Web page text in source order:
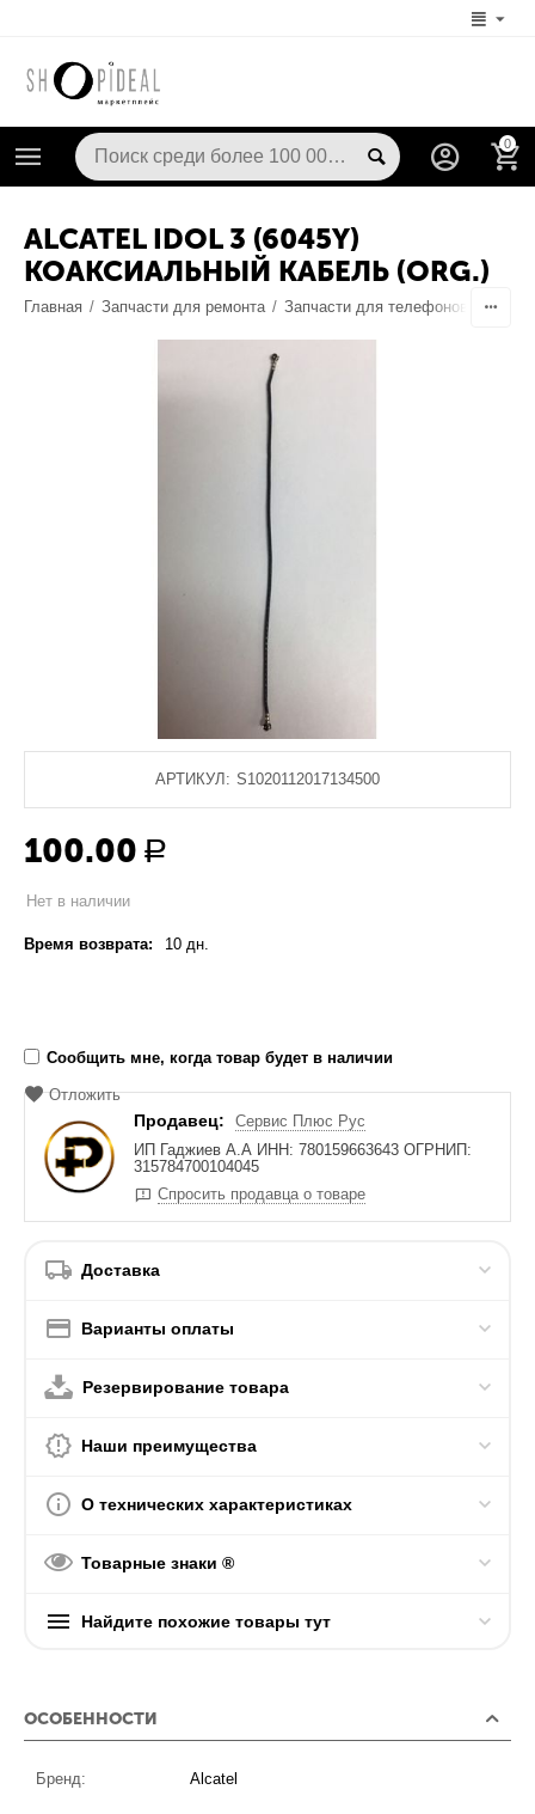
0
ALCATEL IDOL 3 (6045Y)
КОАКСИАЛЬНЫЙ КАБЕЛЬ (ORG.)
Главная / Запчасти для ремонта / Запчасти для телефонов
АРТИКУЛ: S1020112017134500
100.00 Р
Нет в наличии
Время возврата: 10 дн.
Сообщить мне, когда товар будет в наличии
Отложить
Продавец:
Сервис Плюс Рус
ИП Гаджиев А.А ИНН: 780159663643 ОГРНИП:
315784700104045
Спросить продавца о товаре
Доставка
Варианты оплаты
Резервирование товара
Наши преимущества
О технических характеристиках
Товарные знаки ®
Найдите похожие товары тут
ОСОБЕННОСТИ
Бренд: Alcatel